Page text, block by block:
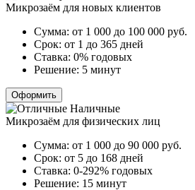
Микрозаём для новых клиентов
Сумма: от 1 000 до 100 000 руб.
Срок: от 1 до 365 дней
Ставка: 0% годовых
Решение: 5 минут
Оформить
Микрозаём для физических лиц
Сумма: от 1 000 до 90 000 руб.
Срок: от 5 до 168 дней
Ставка: 0-292% годовых
Решение: 15 минут